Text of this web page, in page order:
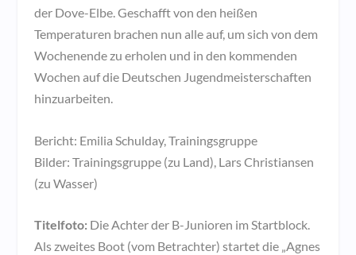
der Dove-Elbe. Geschafft von den heißen
Temperaturen brachen nun alle auf, um sich von dem
Wochenende zu erholen und in den kommenden
Wochen auf die Deutschen Jugendmeisterschaften
hinzuarbeiten.
Bericht: Emilia Schulday, Trainingsgruppe
Bilder: Trainingsgruppe (zu Land), Lars Christiansen
(zu Wasser)
Titelfoto: Die Achter der B-Junioren im Startblock.
Als zweites Boot (vom Betrachter) startet die „Agnes